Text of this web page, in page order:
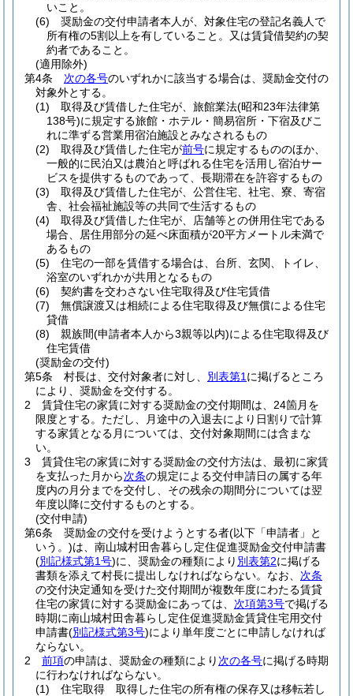
いこと。
(6)
奨励金の交付申請者本人が、対象住宅の登記名義人で
所有権の5割以上を有していること。又は賃貸借契約の契
約者であること。
(適用除外)
第4条
次の各号のいずれかに該当する場合は、奨励金交付の
対象外とする。
(1)
取得及び賃借した住宅が、旅館業法(昭和23年法律第
138号)に規定する旅館・ホテル・簡易宿所・下宿及びこ
れに準ずる営業用宿泊施設とみなされるもの
(2)
取得及び賃借した住宅が前号に規定するもののほか、
一般的に民泊又は農泊と呼ばれる住宅を活用し宿泊サー
ビスを提供するものであって、長期滞在を許容するもの
(3)
取得及び賃借した住宅が、公営住宅、社宅、寮、寄宿
舎、社会福祉施設等の共同で生活するもの
(4)
取得及び賃借した住宅が、店舗等との併用住宅である
場合、居住用部分の延べ床面積が20平方メートル未満で
あるもの
(5)
住宅の一部を賃借する場合は、台所、玄関、トイレ、
浴室のいずれかが共用となるもの
(6)
契約書を交わさない住宅取得及び住宅賃借
(7)
無償譲渡又は相続による住宅取得及び無償による住宅
貸借
(8)
親族間(申請者本人から3親等以内)による住宅取得及び
住宅賃借
(奨励金の交付)
第5条
村長は、交付対象者に対し、 別表第1 に掲げるところ
により、奨励金を交付する。
2
賃貸住宅の家賃に対する奨励金の交付期間は、24箇月を
限度とする。 ただし、月途中の入退去により日割りで計算
する家賃となる月については、交付対象期間には含まな
い。
3
賃貸住宅の家賃に対する奨励金の交付方法は、最初に家賃
を支払った月から次条の規定による交付申請日の属する年
度内の月分までを交付し、その残余の期間分については翌
年度以降に交付するものとする。
(交付申請)
第6条
奨励金の交付を受けようとする者(以下「申請者」と
いう。)は、南山城村田舎暮らし定住促進奨励金交付申請書
(別記様式第1号)に、奨励金の種類により 別表第2に掲げる
書類を添えて村長に提出しなければならない。 なお、 次条
の交付決定通知を受けた交付期間が複数年度にわたる賃貸
住宅の家賃に対する奨励金にあっては、 次項第3号で掲げる
時期に南山城村田舎暮らし定住促進奨励金賃貸住宅用交付
申請書(別記様式第3号)により単年度ごとに申請しなければ
ならない。
2
前項の申請は、奨励金の種類により 次の各号に掲げる時期
に行わなければならない。
(1)
住宅取得 取得した住宅の所有権の保存又は移転若し